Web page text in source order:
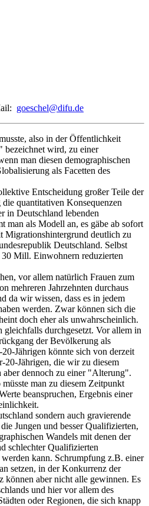
goeschel@difu.de
also in der Öffentlichkeit
bezeichnet wird, zu einer
man diesen demographischen
als Facetten des
Entscheidung großer Teile der
quantitativen Konsequenzen
in Deutschland lebenden
als Modell an, es gäbe ab sofort
Migrationshintergrund deutlich zu
Deutschland. Selbst
30 Mill. Einwohnern reduzierten
vor allem natürlich Frauen zum
mehreren Jahrzehnten durchaus
da wir wissen, dass es in jedem
werden. Zwar können sich die
doch eher als unwahrscheinlich.
gleichfalls durchgesetzt. Vor allem in
der Bevölkerung als
Jährigen könnte sich von derzeit
20-Jährigen, die wir zu diesem
aber dennoch zu einer "Alterung".
man zu diesem Zeitpunkt
beanspruchen, Ergebnis einer
sondern auch gravierende
Jungen und besser Qualifizierten,
Wandels mit denen der
schlechter Qualifizierten
kann. Schrumpfung z.B. einer
setzen, in der Konkurrenz der
können aber nicht alle gewinnen. Es
und hier vor allem des
oder Regionen, die sich knapp